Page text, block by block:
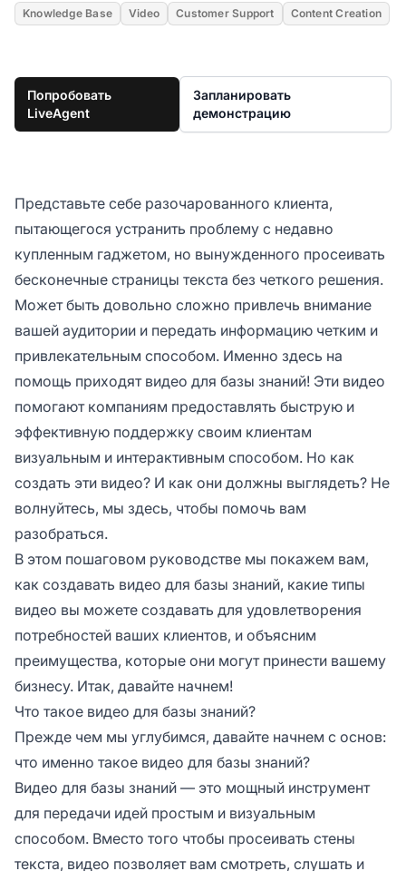
Knowledge Base Video Customer Support Content Creation
Попробовать
LiveAgent
Запланировать
демонстрацию
Представьте себе разочарованного клиента,
пытающегося устранить проблему с недавно
купленным гаджетом, но вынужденного просеивать
бесконечные страницы текста без четкого решения.
Может быть довольно сложно привлечь внимание
вашей аудитории и передать информацию четким и
привлекательным способом. Именно здесь на
помощь приходят видео для базы знаний! Эти видео
помогают компаниям предоставлять быструю и
эффективную поддержку своим клиентам
визуальным и интерактивным способом. Но как
создать эти видео? И как они должны выглядеть? Не
волнуйтесь, мы здесь, чтобы помочь вам
разобраться.
В этом пошаговом руководстве мы покажем вам,
как создавать видео для базы знаний, какие типы
видео вы можете создавать для удовлетворения
потребностей ваших клиентов, и объясним
преимущества, которые они могут принести вашему
бизнесу. Итак, давайте начнем!
Что такое видео для базы знаний?
Прежде чем мы углубимся, давайте начнем с основ:
что именно такое видео для базы знаний?
Видео для базы знаний — это мощный инструмент
для передачи идей простым и визуальным
способом. Вместо того чтобы просеивать стены
текста, видео позволяет вам смотреть, слушать и